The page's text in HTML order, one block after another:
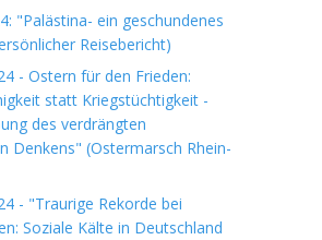
"Palästina- ein geschundenes
Reisebericht)
- Ostern für den Frieden:
statt Kriegstüchtigkeit -
des verdrängten
Denkens" (Ostermarsch Rhein-
- "Traurige Rekorde bei
Soziale Kälte in Deutschland